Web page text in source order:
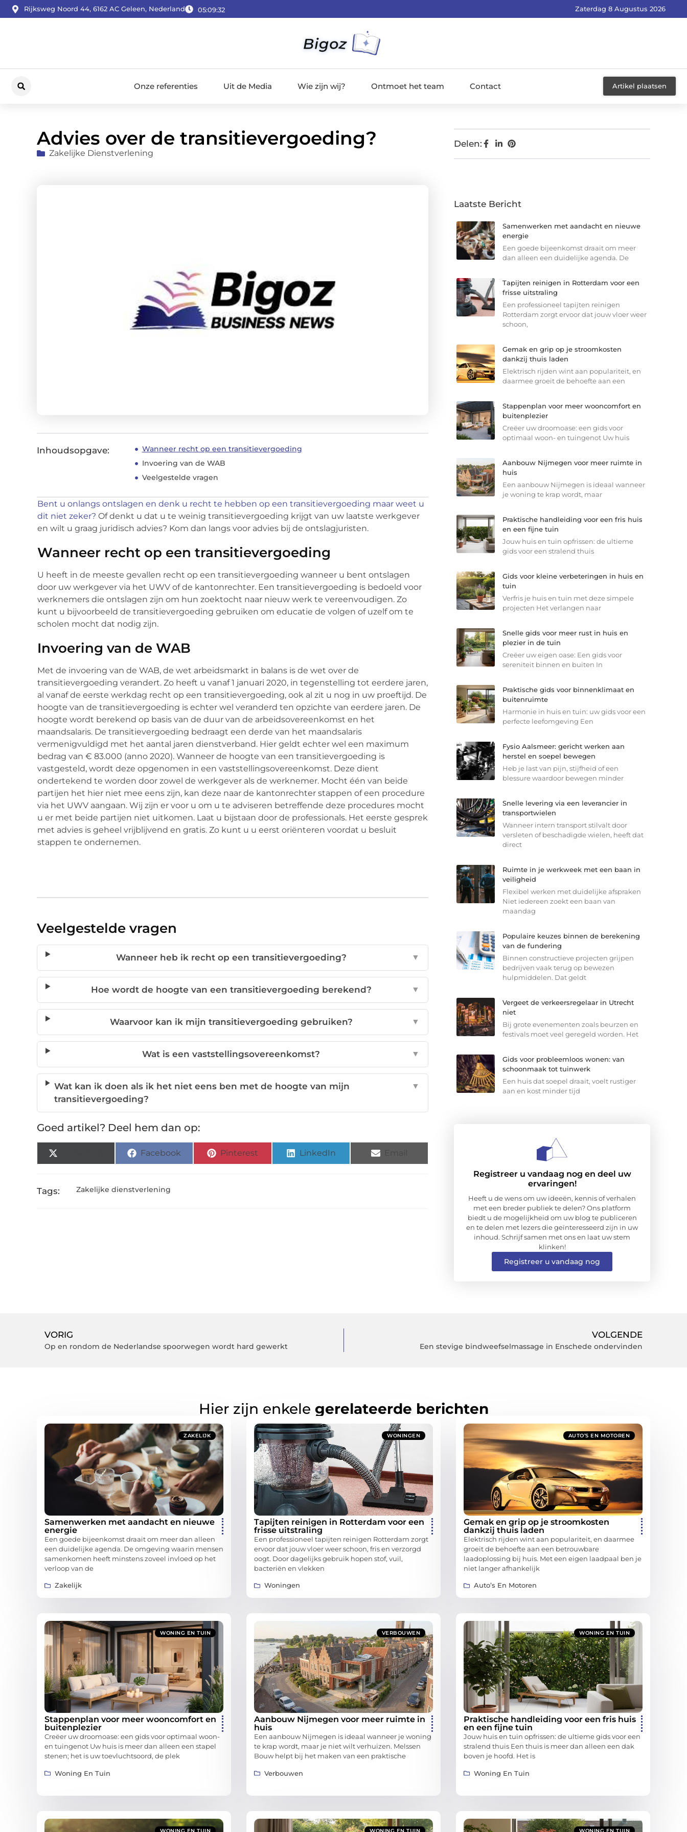
Rijksweg Noord 44, 6162 AC Geleen, Nederland 05:09:33 Zaterdag 8 Augustus 2026
Onze referenties Uit de Media Wie zijn wij? Ontmoet het team Contact Artikel plaatsen
Advies over de transitievergoeding?
Zakelijke Dienstverlening
Inhoudsopgave:
Wanneer recht op een transitievergoeding
Invoering van de WAB
Veelgestelde vragen
Bent u onlangs ontslagen en denk u recht te hebben op een transitievergoeding maar weet u
dit niet zeker? Of denkt u dat u te weinig transitievergoeding krijgt van uw laatste werkgever
en wilt u graag juridisch advies? Kom dan langs voor advies bij de ontslagjuristen.
Wanneer recht op een transitievergoeding
U heeft in de meeste gevallen recht op een transitievergoeding wanneer u bent ontslagen
door uw werkgever via het UWV of de kantonrechter. Een transitievergoeding is bedoeld voor
werknemers die ontslagen zijn om hun zoektocht naar nieuw werk te vereenvoudigen. Zo
kunt u bijvoorbeeld de transitievergoeding gebruiken om educatie de volgen of uzelf om te
scholen mocht dat nodig zijn.
Invoering van de WAB
Met de invoering van de WAB, de wet arbeidsmarkt in balans is de wet over de
transitievergoeding verandert. Zo heeft u vanaf 1 januari 2020, in tegenstelling tot eerdere jaren,
al vanaf de eerste werkdag recht op een transitievergoeding, ook al zit u nog in uw proeftijd. De
hoogte van de transitievergoeding is echter wel veranderd ten opzichte van eerdere jaren. De
hoogte wordt berekend op basis van de duur van de arbeidsovereenkomst en het
maandsalaris. De transitievergoeding bedraagt een derde van het maandsalaris
vermenigvuldigd met het aantal jaren dienstverband. Hier geldt echter wel een maximum
bedrag van € 83.000 (anno 2020). Wanneer de hoogte van een transitievergoeding is
vastgesteld, wordt deze opgenomen in een vaststellingsovereenkomst. Deze dient
ondertekend te worden door zowel de werkgever als de werknemer. Mocht één van beide
partijen het hier niet mee eens zijn, kan deze naar de kantonrechter stappen of een procedure
via het UWV aangaan. Wij zijn er voor u om u te adviseren betreffende deze procedures mocht
u er met beide partijen niet uitkomen. Laat u bijstaan door de professionals. Het eerste gesprek
met advies is geheel vrijblijvend en gratis. Zo kunt u u eerst oriënteren voordat u besluit
stappen te ondernemen.
Veelgestelde vragen
Wanneer heb ik recht op een transitievergoeding? ▼
Hoe wordt de hoogte van een transitievergoeding berekend? ▼
Waarvoor kan ik mijn transitievergoeding gebruiken? ▼
Wat is een vaststellingsovereenkomst? ▼
Wat kan ik doen als ik het niet eens ben met de hoogte van mijn
transitievergoeding?
▼
Goed artikel? Deel hem dan op:
Facebook Pinterest LinkedIn
Tags: Zakelijke dienstverlening
Delen:
Laatste Bericht
Samenwerken met aandacht en nieuwe
energie
Een goede bijeenkomst draait om meer
dan alleen een duidelijke agenda. De
Tapijten reinigen in Rotterdam voor een
frisse uitstraling
Een professioneel tapijten reinigen
Rotterdam zorgt ervoor dat jouw vloer weer
schoon,
Gemak en grip op je stroomkosten
dankzij thuis laden
Elektrisch rijden wint aan populariteit, en
daarmee groeit de behoefte aan een
Stappenplan voor meer wooncomfort en
buitenplezier
Creëer uw droomoase: een gids voor
optimaal woon- en tuingenot Uw huis
Aanbouw Nijmegen voor meer ruimte in
huis
Een aanbouw Nijmegen is ideaal wanneer
je woning te krap wordt, maar
Praktische handleiding voor een fris huis
en een fijne tuin
Jouw huis en tuin opfrissen: de ultieme
gids voor een stralend thuis
Gids voor kleine verbeteringen in huis en
tuin
Verfris je huis en tuin met deze simpele
projecten Het verlangen naar
Snelle gids voor meer rust in huis en
plezier in de tuin
Creëer uw eigen oase: Een gids voor
sereniteit binnen en buiten In
Praktische gids voor binnenklimaat en
buitenruimte
Harmonie in huis en tuin: uw gids voor een
perfecte leefomgeving Een
Fysio Aalsmeer: gericht werken aan
herstel en soepel bewegen
Heb je last van pijn, stijfheid of een
blessure waardoor bewegen minder
Snelle levering via een leverancier in
transportwielen
Wanneer intern transport stilvalt door
versleten of beschadigde wielen, heeft dat
direct
Ruimte in je werkweek met een baan in
veiligheid
Flexibel werken met duidelijke afspraken
Niet iedereen zoekt een baan van
maandag
Populaire keuzes binnen de berekening
van de fundering
Binnen constructieve projecten grijpen
bedrijven vaak terug op bewezen
hulpmiddelen. Dat geldt
Vergeet de verkeersregelaar in Utrecht
niet
Bij grote evenementen zoals beurzen en
festivals moet veel geregeld worden. Het
Gids voor probleemloos wonen: van
schoonmaak tot tuinwerk
Een huis dat soepel draait, voelt rustiger
aan en kost minder tijd
Registreer u vandaag nog en deel uw
ervaringen!
Heeft u de wens om uw ideeën, kennis of verhalen
met een breder publiek te delen? Ons platform
biedt u de mogelijkheid om uw blog te publiceren
en te delen met lezers die geïnteresseerd zijn in uw
inhoud. Schrijf samen met ons en laat uw stem
klinken!
Registreer u vandaag nog
VORIG
Op en rondom de Nederlandse spoorwegen wordt hard gewerkt
VOLGENDE
Een stevige bindweefselmassage in Enschede ondervinden
Hier zijn enkele gerelateerde berichten
ZAKELIJK
Samenwerken met aandacht en nieuwe
energie
Een goede bijeenkomst draait om meer dan alleen
een duidelijke agenda. De omgeving waarin mensen
samenkomen heeft minstens zoveel invloed op het
verloop van de
Zakelijk
WONINGEN
Tapijten reinigen in Rotterdam voor een
frisse uitstraling
Een professioneel tapijten reinigen Rotterdam zorgt
ervoor dat jouw vloer weer schoon, fris en verzorgd
oogt. Door dagelijks gebruik hopen stof, vuil,
bacteriën en vlekken
Woningen
AUTO’S EN MOTOREN
Gemak en grip op je stroomkosten
dankzij thuis laden
Elektrisch rijden wint aan populariteit, en daarmee
groeit de behoefte aan een betrouwbare
laadoplossing bij huis. Met een eigen laadpaal ben je
niet langer afhankelijk
Auto’s En Motoren
WONING EN TUIN
Stappenplan voor meer wooncomfort en
buitenplezier
Creëer uw droomoase: een gids voor optimaal woon-
en tuingenot Uw huis is meer dan alleen een stapel
stenen; het is uw toevluchtsoord, de plek
Woning En Tuin
VERBOUWEN
Aanbouw Nijmegen voor meer ruimte in
huis
Een aanbouw Nijmegen is ideaal wanneer je woning
te krap wordt, maar je niet wilt verhuizen. Melssen
Bouw helpt bij het maken van een praktische
Verbouwen
WONING EN TUIN
Praktische handleiding voor een fris huis
en een fijne tuin
Jouw huis en tuin opfrissen: de ultieme gids voor een
stralend thuis Een thuis is meer dan alleen een dak
boven je hoofd. Het is
Woning En Tuin
WONING EN TUIN WONING EN TUIN WONING EN TUIN